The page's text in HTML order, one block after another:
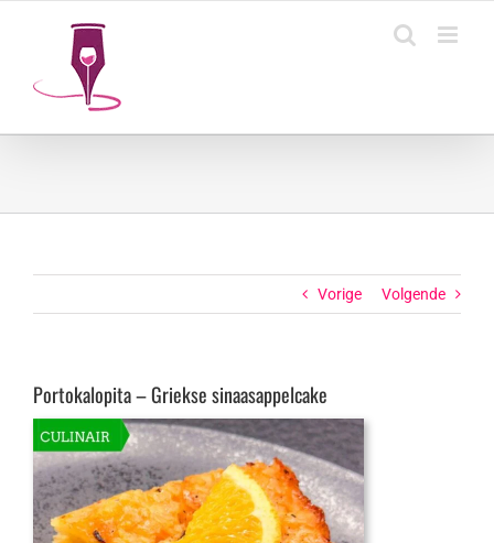
Vorige Volgende
Portokalopita – Griekse sinaasappelcake